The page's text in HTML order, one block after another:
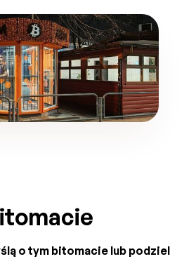
o tym bitomacie lub podziel